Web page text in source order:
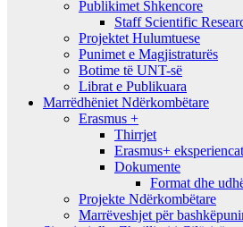
Publikimet Shkencore
Staff Scientific
Projektet Hulumtuese
Punimet e Magjistraturës
Botime të UNT-së
Librat e Publikuara
Marrëdhëniet Ndërkombëtare
Erasmus +
Thirrjet
Erasmus+ eksperiencat
Dokumente
Format dhe
Projekte Ndërkombëtare
Marrëveshjet për